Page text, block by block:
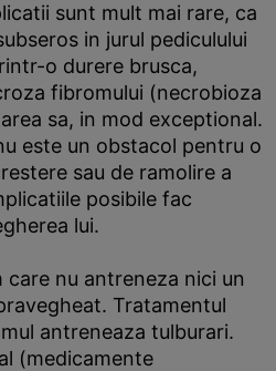
sunt mult mai rare, ca
in jurul pediculului
o durere brusca,
fibromului (necrobioza
sa, in mod exceptional.
este un obstacol pentru o
sau de ramolire a
posibile fac
lui.
care nu antreneza nici un
Tratamentul
antreneaza tulburari.
(medicamente